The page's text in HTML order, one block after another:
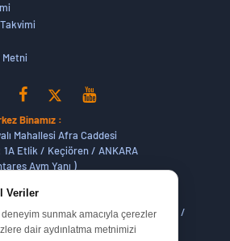
Veriler
sunmak amacıyla çerezler
dair aydınlatma metnimizi
Metni
Binamız :
Mahallesi Afra Caddesi
1A Etlik / Keçiören / ANKARA
Avm Yanı )
Hizmet Binamız :
Caddesi No:14 (06420) Bakanlıklar /